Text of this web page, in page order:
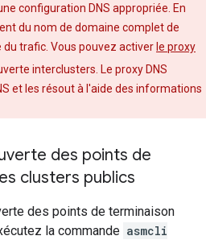
configuration DNS appropriée. En
du nom de domaine complet de
trafic. Vous pouvez activer le proxy
interclusters. Le proxy DNS
et les résout à l'aide des informations
des points de
clusters publics
des points de terminaison
la commande asmcli